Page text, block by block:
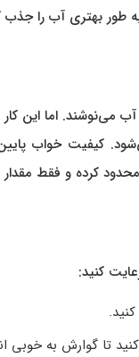
بهتری آب را جذب
می‌نوشند. اما این
کیفیت خواب
کرده و فقط
کنید:
تا گوارش به خوبی